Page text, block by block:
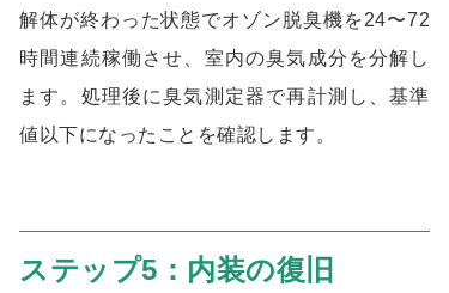
解体が終わった状態でオゾン脱臭機を24〜72
時間連続稼働させ、室内の臭気成分を分解し
ます。処理後に臭気測定器で再計測し、基準
値以下になったことを確認します。
ステップ5：内装の復旧